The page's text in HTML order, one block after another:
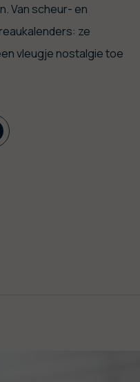
Van scheur- en
ze
vleugje nostalgie toe